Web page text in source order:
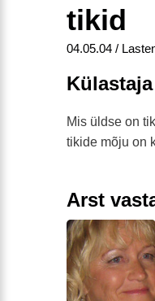
tikid
04.05.04 /
Mis üldse on
tikide mõju on
Arst